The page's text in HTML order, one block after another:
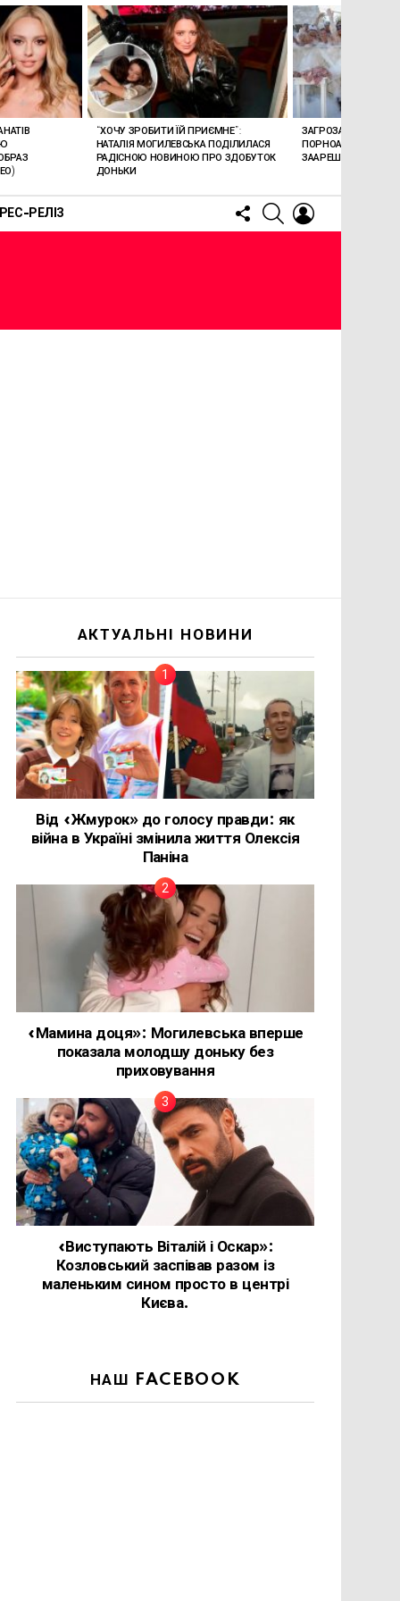
РЕЛІЗ
FOLLOW
US
SEARCH
“ХОЧУ ЗРОБИТИ ЇЙ ПРИЄМНЕ”:
НАТАЛІЯ МОГИЛЕВСЬКА ПОДІЛИЛАСЯ
РАДІСНОЮ НОВИНОЮ ПРО ЗДОБУТОК
ДОНЬКИ
ЗАГРОЗА 15 РОКІВ
ПОРНОАКТОРКА
ЗААРЕШТОВАНА НА
АКТУАЛЬНІ НОВИНИ
Від «Жмурок» до голосу правди: як
війна в Україні змінила життя Олексія
Паніна
«Мамина доця»: Могилевська вперше
показала молодшу доньку без
приховування
«Виступають Віталій і Оскар»:
Козловський заспівав разом із
маленьким сином просто в центрі
Києва.
НАШ FACEBOOK